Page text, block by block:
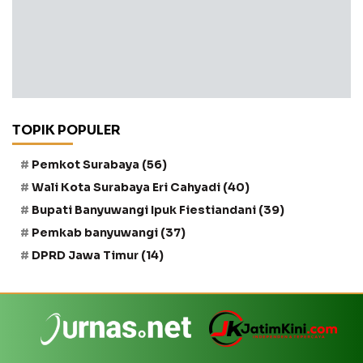
TOPIK POPULER
Pemkot Surabaya (56)
Wali Kota Surabaya Eri Cahyadi (40)
Bupati Banyuwangi Ipuk Fiestiandani (39)
Pemkab banyuwangi (37)
DPRD Jawa Timur (14)